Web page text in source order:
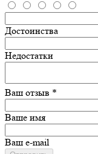
Достоинства
Недостатки
Ваш отзыв *
Ваше имя
Ваш e-mail